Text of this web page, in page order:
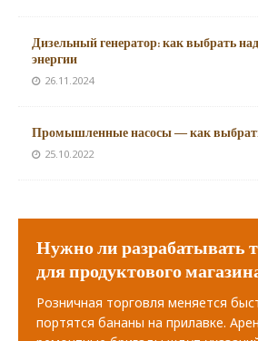
Дизельный генератор: как выбрать
энергии
26.11.2024
Промышленные насосы — как
25.10.2022
Нужно ли разрабатывать
для продуктового
Розничная торговля меняется
портятся бананы на прилавке.